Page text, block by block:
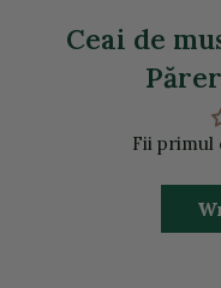
Ceai de
Fii primul